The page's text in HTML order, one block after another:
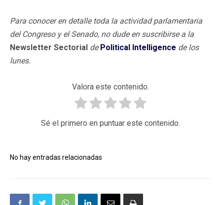
Para conocer en detalle toda la actividad parlamentaria
del Congreso y el Senado, no dude en suscribirse a la
Newsletter Sectorial de Political Intelligence de los
lunes.
Valora este contenido.
Sé el primero en puntuar este contenido.
No hay entradas relacionadas